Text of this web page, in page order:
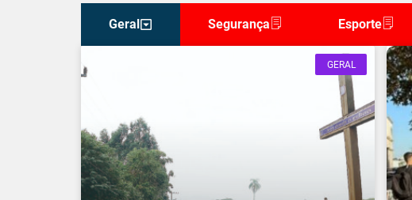
Geral Segurança Esporte
GERAL